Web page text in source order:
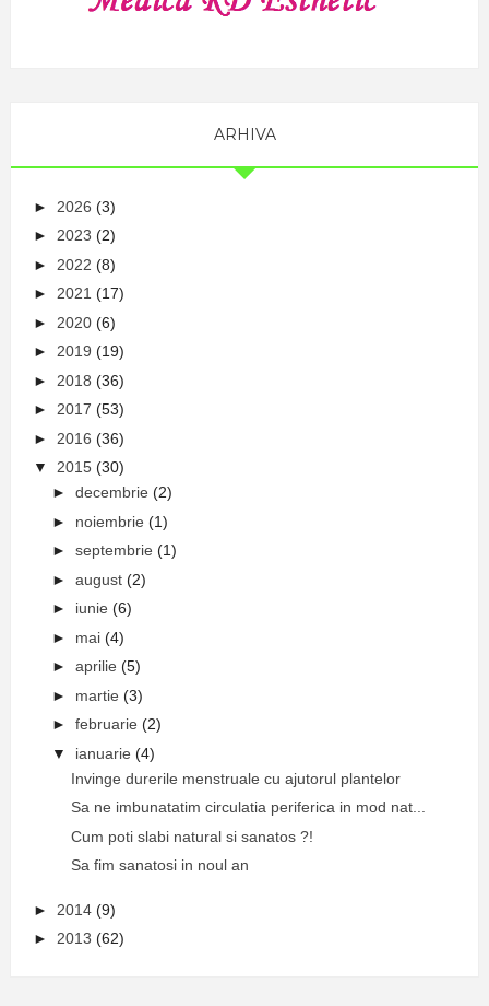
ARHIVA
► 2026 (3)
► 2023 (2)
► 2022 (8)
► 2021 (17)
► 2020 (6)
► 2019 (19)
► 2018 (36)
► 2017 (53)
► 2016 (36)
▼
2015 (30)
► decembrie (2)
► noiembrie (1)
► septembrie (1)
► august (2)
► iunie (6)
► mai (4)
► aprilie (5)
► martie (3)
► februarie (2)
▼
ianuarie (4)
Invinge durerile menstruale cu ajutorul plantelor
Sa ne imbunatatim circulatia periferica in mod nat...
Cum poti slabi natural si sanatos ?!
Sa fim sanatosi in noul an
► 2014 (9)
► 2013 (62)